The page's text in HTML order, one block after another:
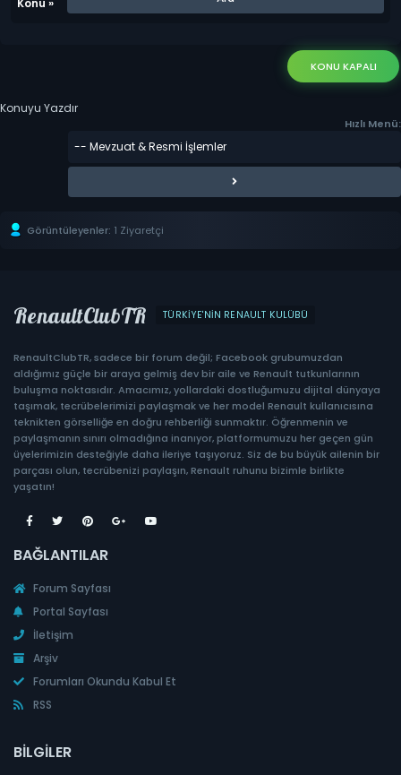
KONU KAPALI
Konuyu Yazdır
Hızlı Menü:
Görüntüleyenler: 1 Ziyaretçi
RenaultClubTR TÜRKIYE'NIN RENAULT KULÜBÜ
RenaultClubTR, sadece bir forum değil; Facebook grubumuzdan
aldığımız güçle bir araya gelmiş dev bir aile ve Renault tutkunlarının
buluşma noktasıdır. Amacımız, yollardaki dostluğumuzu dijital dünyaya
taşımak, tecrübelerimizi paylaşmak ve her model Renault kullanıcısına
teknikten görselliğe en doğru rehberliği sunmaktır. Öğrenmenin ve
paylaşmanın sınırı olmadığına inanıyor, platformumuzu her geçen gün
üyelerimizin desteğiyle daha ileriye taşıyoruz. Siz de bu büyük ailenin bir
parçası olun, tecrübenizi paylaşın, Renault ruhunu bizimle birlikte
yaşatın!
BAĞLANTILAR
Forum Sayfası
Portal Sayfası
İletişim
Arşiv
Forumları Okundu Kabul Et
RSS
BILGILER